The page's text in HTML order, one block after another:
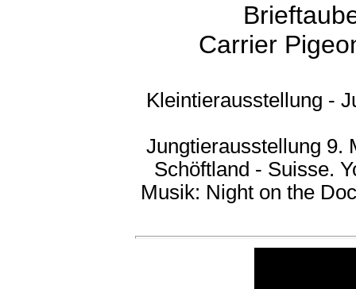
Carrier
Kleintierausstellung -
Jungtierausstellung 9.
Schöftland - Suisse.
Musik: Night on the